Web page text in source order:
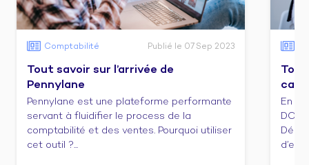
Comptabilité Publié le 07 Sep 2023
Tout savoir sur l’arrivée de
Pennylane
Pennylane est une plateforme performante
servant à fluidifier le process de la
comptabilité et des ventes. Pourquoi utiliser
cet outil ?...
En
DCG